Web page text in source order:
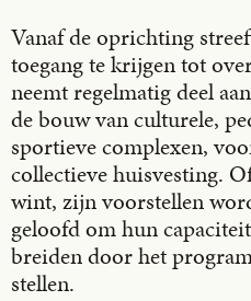
Vanaf de oprichting
toegang te krijgen tot
neemt regelmatig deel
de bouw van culturele,
sportieve complexen,
collectieve huisvesting.
wint, zijn voorstellen
geloofd om hun
breiden door het
stellen.